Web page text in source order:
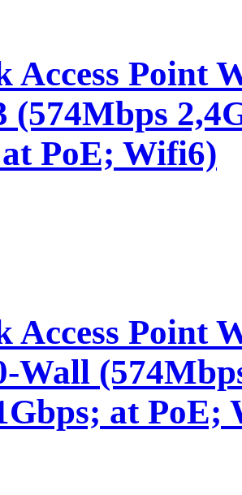
Access Point
(574Mbps
PoE; Wifi6)
Access Point
Wall
at PoE;